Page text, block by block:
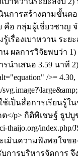
นการสร้างตามขั้น
ย คือ กลุ่มผู้เชี่ยวชาญ
รื่องเบาหวาน ระย
ผลการวิจัยพบว่า
นำเสนอ 3.59 นาที
/>=
ช้เป็นสื่อการเรียนรู้ใ
</p> กิติพิเชษฐ์ ธูปบู
thaijo.org/index.php/
นความพึงพอใจขอ
ารบริหารจัดการ